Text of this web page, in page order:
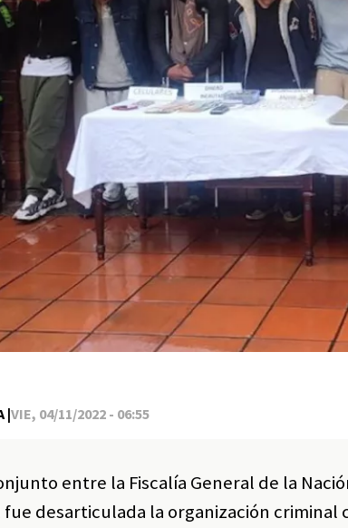
|VIE, 04/11/2022 - 06:55
entre la Fiscalía General de la
desarticulada la organización criminal